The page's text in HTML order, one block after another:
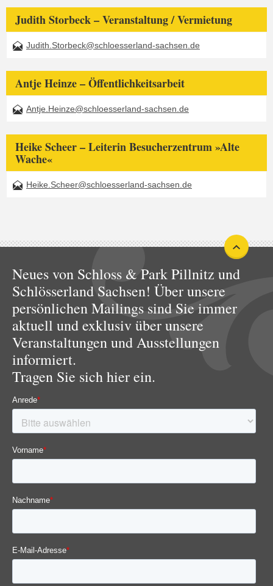
Judith Storbeck – Veranstaltung / Vermietung
Judith.Storbeck@schloesserland-sachsen.de
Antje Heinze – Öffentlichkeitsarbeit
Antje.Heinze@schloesserland-sachsen.de
Heike Scheer – Leiterin Besucherzentrum »Alte
Wache«
Heike.Scheer@schloesserland-sachsen.de
Neues von Schloss & Park Pillnitz und
Schlösserland Sachsen! Über unsere
persönlichen Mailings sind Sie immer
aktuell und exklusiv über unsere
Veranstaltungen und Ausstellungen
informiert.
Tragen Sie sich hier ein.